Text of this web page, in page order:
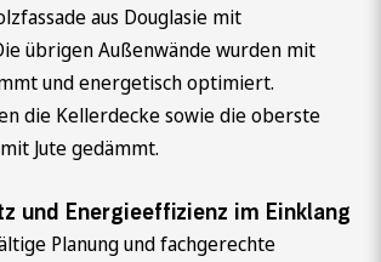
aus Douglasie mit
übrigen Außenwände wurden mit
und energetisch optimiert.
die Kellerdecke sowie die oberste
Jute gedämmt.
und Energieeffizienz im Einklang
Planung und fachgerechte